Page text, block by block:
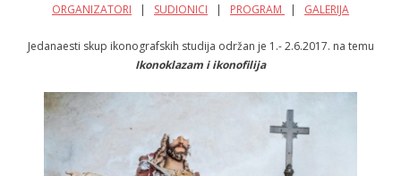
- Organizacija
- - Programsko vijeće
ORGANIZATORI | SUDIONICI | PROGRAM | GALERIJA
Jedanaesti skup ikonografskih studija održan je 1.- 2.6.2017. na temu
Ikonoklazam i ikonofilija